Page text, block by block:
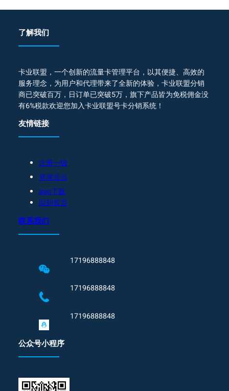
了解我们
卡业联盟，一个创新的流量卡管理平台，以其便捷、高效的
服务理念，为用户和代理带来了全新的体验，卡业联盟分销
商已突破百万，日订单已突破5万，旗下产品皆为免税佣金没
有6%税款欢迎您加入卡业联盟号卡分销系统！
友情链接
注册一级
登录后台
app下载
回到首页
联系我们
17196888848
17196888848
17196888848
公众号小程序